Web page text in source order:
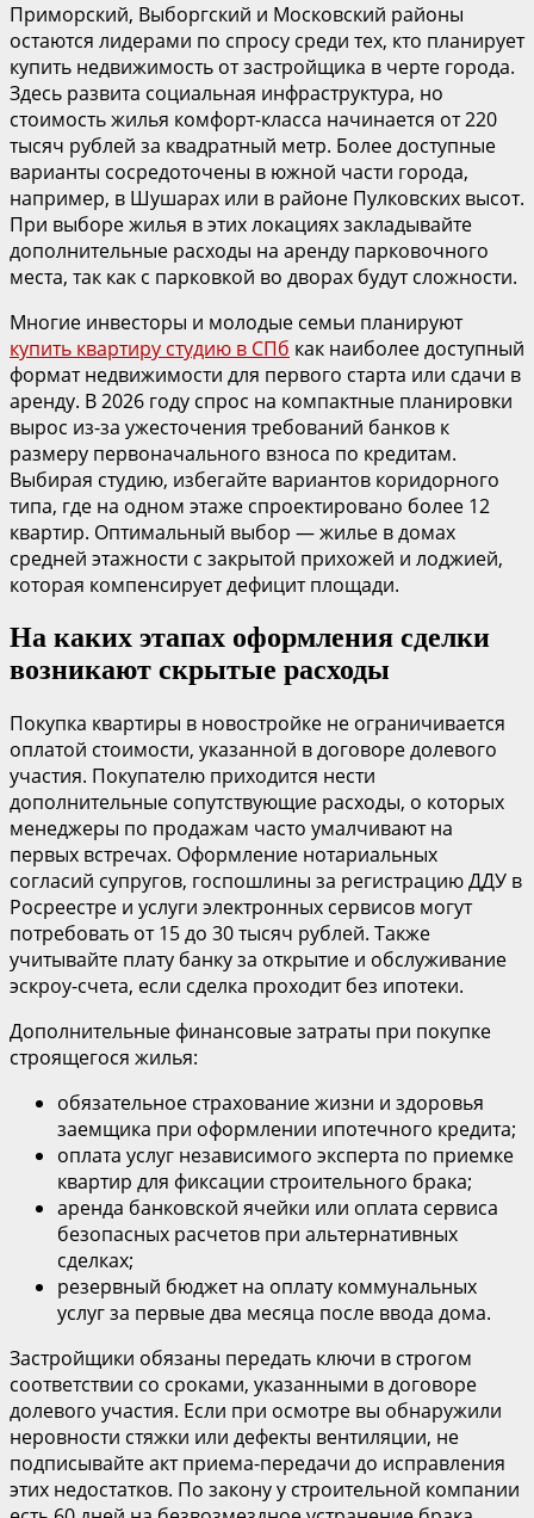
Приморский, Выборгский и Московский районы
остаются лидерами по спросу среди тех, кто планирует
купить недвижимость от застройщика в черте города.
Здесь развита социальная инфраструктура, но
стоимость жилья комфорт-класса начинается от 220
тысяч рублей за квадратный метр. Более доступные
варианты сосредоточены в южной части города,
например, в Шушарах или в районе Пулковских высот.
При выборе жилья в этих локациях закладывайте
дополнительные расходы на аренду парковочного
места, так как с парковкой во дворах будут сложности.
Многие инвесторы и молодые семьи планируют
купить квартиру студию в СПб как наиболее доступный
формат недвижимости для первого старта или сдачи в
аренду. В 2026 году спрос на компактные планировки
вырос из-за ужесточения требований банков к
размеру первоначального взноса по кредитам.
Выбирая студию, избегайте вариантов коридорного
типа, где на одном этаже спроектировано более 12
квартир. Оптимальный выбор — жилье в домах
средней этажности с закрытой прихожей и лоджией,
которая компенсирует дефицит площади.
На каких этапах оформления сделки
возникают скрытые расходы
Покупка квартиры в новостройке не ограничивается
оплатой стоимости, указанной в договоре долевого
участия. Покупателю приходится нести
дополнительные сопутствующие расходы, о которых
менеджеры по продажам часто умалчивают на
первых встречах. Оформление нотариальных
согласий супругов, госпошлины за регистрацию ДДУ в
Росреестре и услуги электронных сервисов могут
потребовать от 15 до 30 тысяч рублей. Также
учитывайте плату банку за открытие и обслуживание
эскроу-счета, если сделка проходит без ипотеки.
Дополнительные финансовые затраты при покупке
строящегося жилья:
обязательное страхование жизни и здоровья
заемщика при оформлении ипотечного кредита;
оплата услуг независимого эксперта по приемке
квартир для фиксации строительного брака;
аренда банковской ячейки или оплата сервиса
безопасных расчетов при альтернативных
сделках;
резервный бюджет на оплату коммунальных
услуг за первые два месяца после ввода дома.
Застройщики обязаны передать ключи в строгом
соответствии со сроками, указанными в договоре
долевого участия. Если при осмотре вы обнаружили
неровности стяжки или дефекты вентиляции, не
подписывайте акт приема-передачи до исправления
этих недостатков. По закону у строительной компании